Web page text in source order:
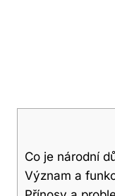
Co je národní
Význam a